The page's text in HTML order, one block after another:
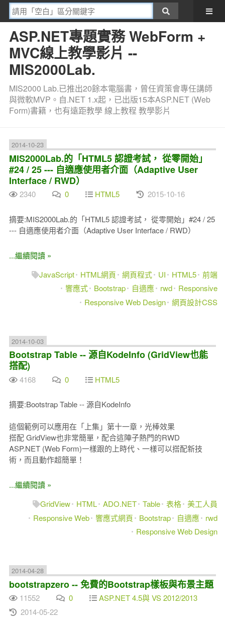
ASP.NET專題實務 WebForm +
MVC線上教學影片 --
MIS2000Lab.
MIS2000 Lab.已推出20餘本電腦書，曾任資策會專任講師
與微軟MVP。自.NET 1.x起，已出版15本ASP.NET (Web
Form)書籍，也有遠距教學 線上教程 教學影片
2014-10-23
MIS2000Lab.的「HTML5 認證考試， 從零開始」
#24 / 25 --- 自適應使用者介面（Adaptive User
Interface / RWD）
2340 0 HTML5 2015-10-16
摘要:MIS2000Lab.的「HTML5 認證考試， 從零開始」#24 / 25
--- 自適應使用者介面（Adaptive User Interface / RWD）
...繼續閱讀 »
JavaScript
HTML網頁 網頁程式 UI HTML5 前端
響應式
Bootstrap 自適應 rwd
Responsive
Responsive Web Design 網頁設計CSS
2014-10-03
Bootstrap Table -- 源自KodeInfo (GridView也能
搭配)
4168 0 HTML5
摘要:Bootstrap Table -- 源自KodeInfo
這個範例可以應用在「上集」第十一章，光棒效果
搭配 GridView也非常簡單，配合這陣子熱門的RWD
ASP.NET (Web Form)一樣跟的上時代、一樣可以搭配新技
術，而且動作超簡單！
...繼續閱讀 »
GridView
HTML ADO.NET Table 表格 美工人員
Responsive Web 響應式網頁 Bootstrap 自適應
rwd
Responsive Web Design
2014-04-28
bootstrapzero -- 免費的Bootstrap樣板與布景主題
11552 0
ASP.NET 4.5與 VS 2012/2013
2014-05-22